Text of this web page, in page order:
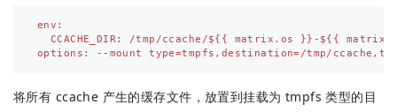
env :
CCACHE_DIR:
/tmp/ccache/${{ matrix.os }}-${{
options : --mount type=tmpfs,destination=/tmp/
将所有 ccache 产生的缓存文件，放置到挂载为 tmpfs 类型的目